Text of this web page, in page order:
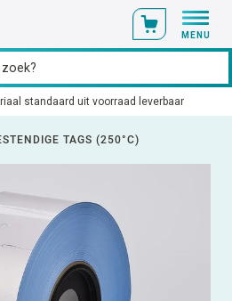
MENU
standaard uit voorraad leverbaar
TAGS (250°C)